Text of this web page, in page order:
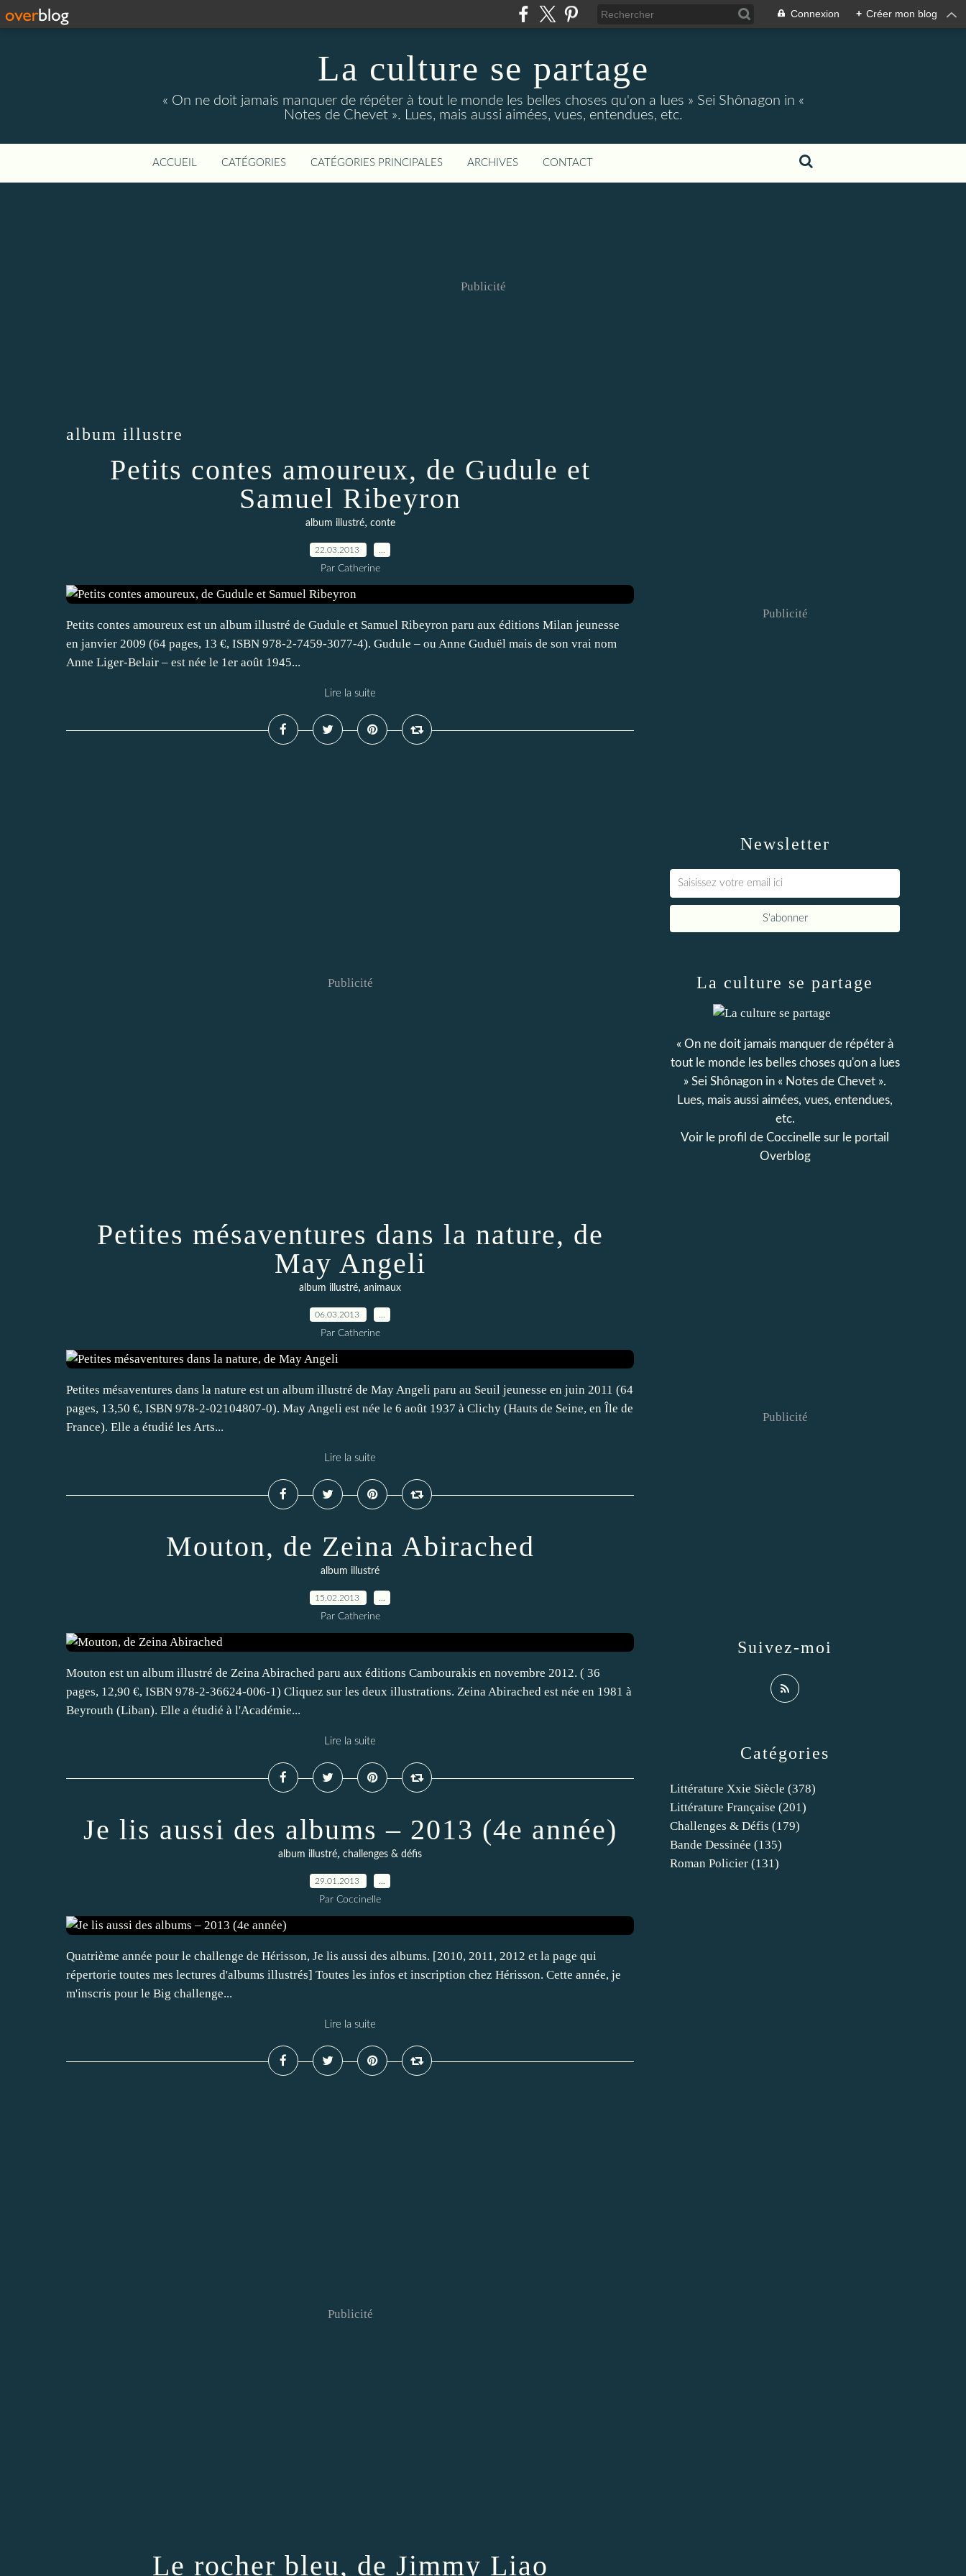
Connexion + Créer mon blog
La culture se partage
« On ne doit jamais manquer de répéter à tout le monde les belles choses qu'on a lues » Sei Shônagon in «
Notes de Chevet ». Lues, mais aussi aimées, vues, entendues, etc.
ACCUEIL CATÉGORIES CATÉGORIES PRINCIPALES ARCHIVES CONTACT
Publicité
album illustre
Petits contes amoureux, de Gudule et
Samuel Ribeyron
album illustré, conte
22.03.2013
Par Catherine
Petits contes amoureux est un album illustré de Gudule et Samuel Ribeyron paru aux éditions Milan jeunesse
en janvier 2009 (64 pages, 13 €, ISBN 978-2-7459-3077-4). Gudule – ou Anne Guduël mais de son vrai nom
Anne Liger-Belair – est née le 1er août 1945...
Lire la suite
Publicité
Petites mésaventures dans la nature, de
May Angeli
album illustré, animaux
06.03.2013
Par Catherine
Petites mésaventures dans la nature est un album illustré de May Angeli paru au Seuil jeunesse en juin 2011 (64
pages, 13,50 €, ISBN 978-2-02104807-0). May Angeli est née le 6 août 1937 à Clichy (Hauts de Seine, en Île de
France). Elle a étudié les Arts...
Lire la suite
Mouton, de Zeina Abirached
album illustré
15.02.2013
Par Catherine
Mouton est un album illustré de Zeina Abirached paru aux éditions Cambourakis en novembre 2012. ( 36
pages, 12,90 €, ISBN 978-2-36624-006-1) Cliquez sur les deux illustrations. Zeina Abirached est née en 1981 à
Beyrouth (Liban). Elle a étudié à l'Académie...
Lire la suite
Je lis aussi des albums – 2013 (4e année)
album illustré, challenges & défis
29.01.2013
Par Coccinelle
Quatrième année pour le challenge de Hérisson, Je lis aussi des albums. [2010, 2011, 2012 et la page qui
répertorie toutes mes lectures d'albums illustrés] Toutes les infos et inscription chez Hérisson. Cette année, je
m'inscris pour le Big challenge...
Lire la suite
Publicité
Le rocher bleu, de Jimmy Liao
Newsletter
Publicité
Catégories
Littérature Xxie Siècle (378)
Littérature Française (201)
Challenges & Défis (179)
Bande Dessinée (135)
Roman Policier (131)
La culture se partage
« On ne doit jamais manquer de répéter à
tout le monde les belles choses qu'on a lues
» Sei Shônagon in « Notes de Chevet ».
Lues, mais aussi aimées, vues, entendues,
etc.
Voir le profil de Coccinelle sur le portail
Overblog
Suivez-moi
Publicité